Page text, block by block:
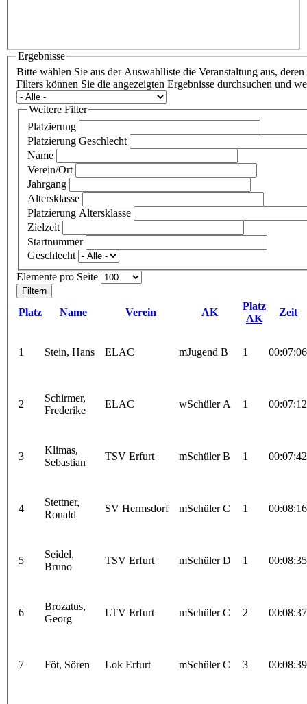
Ergebnisse
Bitte wählen Sie aus der Auswahlliste die Veranstaltung aus,
Filters können Sie die angezeigten Ergebnisse durchsuchen und
Weitere Filter
Platzierung
Platzierung Geschlecht
Name
Verein/Ort
Jahrgang
Altersklasse
Platzierung Altersklasse
Zielzeit
Startnummer
Geschlecht
Elemente pro Seite
Platz Name Verein AK
Platz
AK
Zeit
1 Stein, Hans ELAC mJugend B 1 00:07:06
2
Schirmer,
Frederike
ELAC wSchüler A 1 00:07:12
3
Klimas,
Sebastian
TSV Erfurt mSchüler B 1 00:07:42
4
Stettner,
Ronald
SV Hermsdorf mSchüler C 1 00:08:16
5
Seidel,
Bruno
TSV Erfurt mSchüler D 1 00:08:35
6
Brozatus,
Georg
LTV Erfurt mSchüler C 2 00:08:37
7 Föt, Sören Lok Erfurt mSchüler C 3 00:08:39